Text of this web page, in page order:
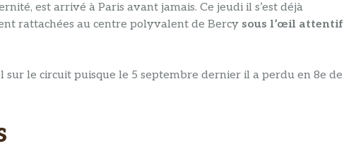
est arrivé à Paris avant jamais. Ce jeudi il s’est déjà
rattachées au centre polyvalent de Bercy sous l’œil attentif
sur le circuit puisque le 5 septembre dernier il a perdu en 8e de